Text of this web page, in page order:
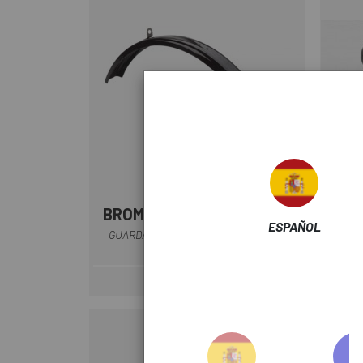
BROMPTON
GUARDABARROS BROMPTON TRASERO
ESPAÑOL